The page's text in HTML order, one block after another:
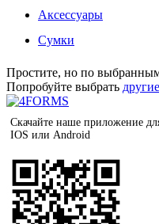
Аксессуары
Сумки
Простите, но по
Попробуйте выбрать
Скачайте наше приложение
IOS или Android